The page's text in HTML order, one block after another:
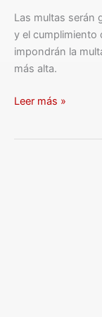
Las multas serán
y el cumplimiento
impondrán la
más alta.
Leer más »